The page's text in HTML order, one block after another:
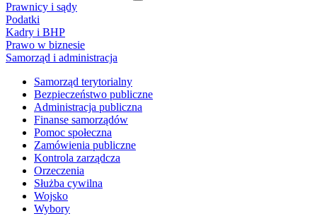
Prawnicy i sądy
Podatki
Kadry i BHP
Prawo w biznesie
Samorząd i administracja
Samorząd terytorialny
Bezpieczeństwo publiczne
Administracja publiczna
Finanse samorządów
Pomoc społeczna
Zamówienia publiczne
Kontrola zarządcza
Orzeczenia
Służba cywilna
Wojsko
Wybory